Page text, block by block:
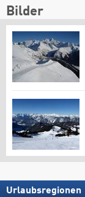
Bilder
Urlaubsregionen